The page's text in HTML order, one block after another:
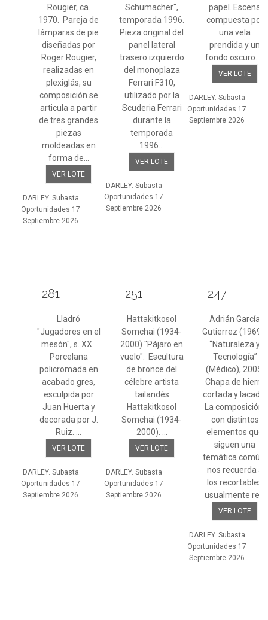
Rougier, ca.
1970. Pareja de
lámparas de pie
diseñadas por
Roger Rougier,
realizadas en
plexiglás, su
composición se
articula a partir
de tres grandes
piezas
moldeadas en
forma de...
VER LOTE
DARLEY. Subasta
Oportunidades 17
Septiembre 2026
Schumacher",
temporada 1996.
Pieza original del
panel lateral
trasero izquierdo
del monoplaza
Ferrari F310,
utilizado por la
Scuderia Ferrari
durante la
temporada
1996...
VER LOTE
DARLEY. Subasta
Oportunidades 17
Septiembre 2026
papel. Escena
compuesta por
una vela
prendida y un
fondo oscuro. ...
VER LOTE
DARLEY. Subasta
Oportunidades 17
Septiembre 2026
281
Lladró
"Jugadores en el
mesón", s. XX.
Porcelana
policromada en
acabado gres,
esculpida por
Juan Huerta y
decorada por J.
Ruiz. ...
VER LOTE
DARLEY. Subasta
Oportunidades 17
Septiembre 2026
251
Hattakitkosol
Somchai (1934-
2000) "Pájaro en
vuelo". Escultura
de bronce del
célebre artista
tailandés
Hattakitkosol
Somchai (1934-
2000). ...
VER LOTE
DARLEY. Subasta
Oportunidades 17
Septiembre 2026
247
Adrián García
Gutierrez (1969-)
“Naturaleza y
Tecnología”
(Médico), 2005.
Chapa de hierro
cortada y lacada.
La composición,
con distintos
elementos que
siguen una
temática común,
nos recuerda a
los recortables
usualmente re...
VER LOTE
DARLEY. Subasta
Oportunidades 17
Septiembre 2026